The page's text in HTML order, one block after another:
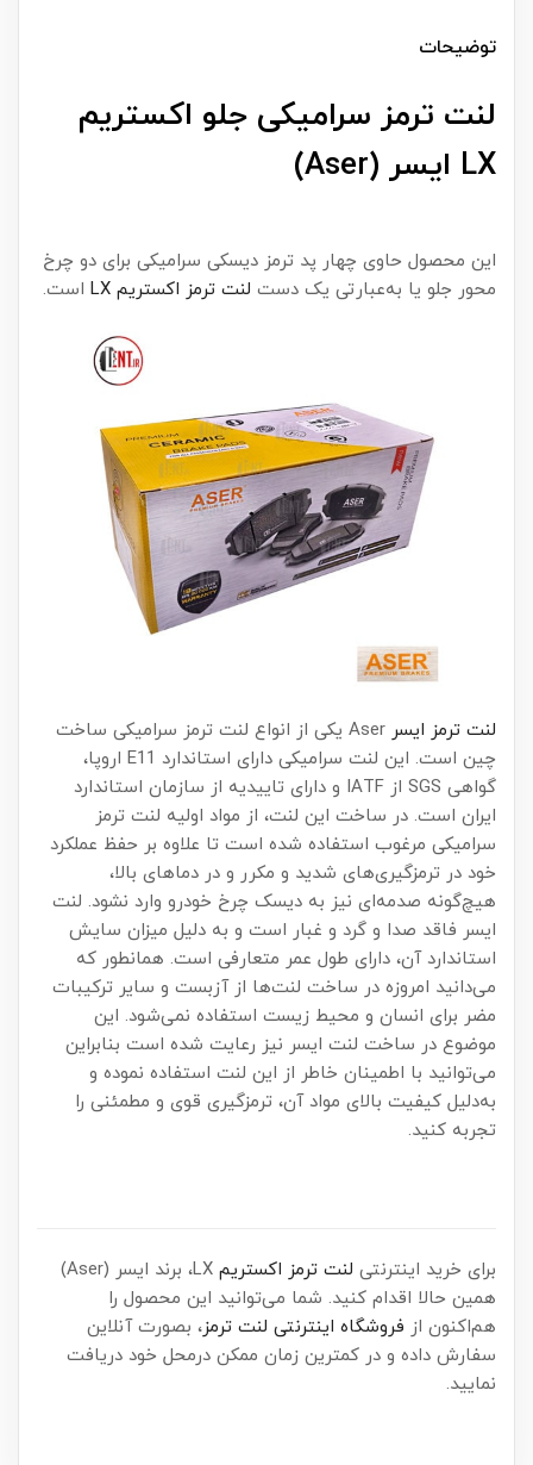
توضیحات
لنت ترمز سرامیکی جلو اکستریم
LX ایسر (Aser)
این محصول حاوی چهار پد ترمز دیسکی سرامیکی برای دو چرخ
محور جلو یا به‌عبارتی یک دست لنت ترمز اکستریم LX است.
لنت ترمز ایسر
Aser یکی از انواع لنت ترمز سرامیکی ساخت
چین است. این لنت سرامیکی دارای استاندارد E11 اروپا،
گواهی SGS از IATF و دارای تاییدیه از سازمان استاندارد
ایران است. در ساخت این لنت، از مواد اولیه لنت ترمز
سرامیکی مرغوب استفاده شده است تا علاوه بر حفظ عملکرد
خود در ترمزگیری‌های شدید و مکرر و در دماهای بالا،
هیچ‌گونه صدمه‌ای نیز به دیسک چرخ خودرو وارد نشود. لنت
ایسر فاقد صدا و گرد و غبار است و به دلیل میزان سایش
استاندارد آن، دارای طول عمر متعارفی است. همانطور که
می‌دانید امروزه در ساخت لنت‌ها از آزبست و سایر ترکیبات
مضر برای انسان و محیط زیست استفاده نمی‌شود. این
موضوع در ساخت لنت ایسر نیز رعایت شده است بنابراین
می‌توانید با اطمینان خاطر از این لنت استفاده نموده و
به‌دلیل کیفیت بالای مواد آن، ترمزگیری قوی و مطمئنی را
تجربه کنید.
برای خرید اینترنتی لنت ترمز اکستریم
LX، برند ایسر (Aser)
همین حالا اقدام کنید. شما می‌توانید این محصول را
هم‌اکنون از فروشگاه اینترنتی لنت ترمز، بصورت آنلاین
سفارش داده و در کمترین زمان ممکن درمحل خود دریافت
نمایید.